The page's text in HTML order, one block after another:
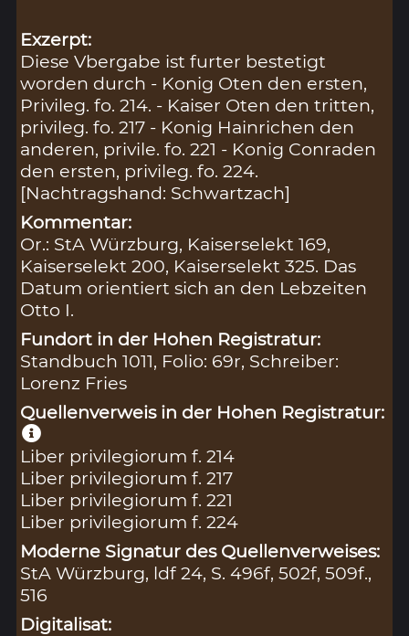
Exzerpt:
Diese Vbergabe ist furter bestetigt
worden durch - Konig Oten den ersten,
Privileg. fo. 214. - Kaiser Oten den tritten,
privileg. fo. 217 - Konig Hainrichen den
anderen, privile. fo. 221 - Konig Conraden
den ersten, privileg. fo. 224.
[Nachtragshand: Schwartzach]
Kommentar:
Or.: StA Würzburg, Kaiserselekt 169,
Kaiserselekt 200, Kaiserselekt 325. Das
Datum orientiert sich an den Lebzeiten
Otto I.
Fundort in der Hohen Registratur:
Standbuch 1011, Folio: 69r, Schreiber:
Lorenz Fries
Quellenverweis in der Hohen Registratur:
Liber privilegiorum f. 214
Liber privilegiorum f. 217
Liber privilegiorum f. 221
Liber privilegiorum f. 224
Moderne Signatur des Quellenverweises:
StA Würzburg, ldf 24, S. 496f, 502f, 509f.,
516
Digitalisat: